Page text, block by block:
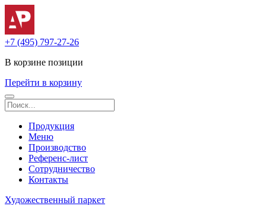
+7 (495) 797-27-26
В корзине позиции
Перейти в корзину
Продукция
Меню
Производство
Референс-лист
Сотрудничество
Контакты
Художественный паркет